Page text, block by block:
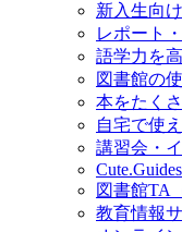
新入生向
レポート
語学力を
図書館の
本をたく
自宅で使
講習会・
Cute.Guides
図書館TA
教育情報